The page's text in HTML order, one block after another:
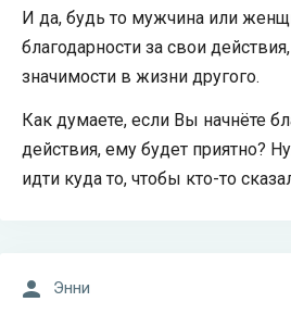
И да, будь то мужчина или
благодарности за свои
значимости в жизни другого.
Как думаете, если Вы начнёте
действия, ему будет приятно?
идти куда то, чтобы кто-то
Энни